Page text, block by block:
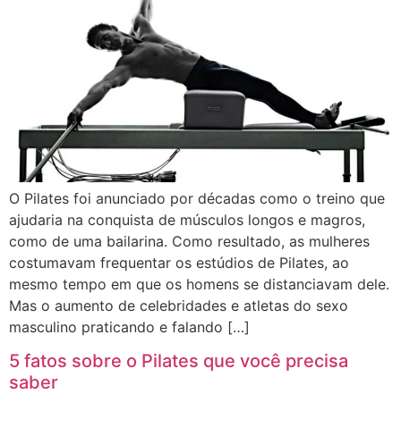
O Pilates foi anunciado por décadas como o treino que
ajudaria na conquista de músculos longos e magros,
como de uma bailarina. Como resultado, as mulheres
costumavam frequentar os estúdios de Pilates, ao
mesmo tempo em que os homens se distanciavam dele.
Mas o aumento de celebridades e atletas do sexo
masculino praticando e falando […]
5 fatos sobre o Pilates que você precisa
saber